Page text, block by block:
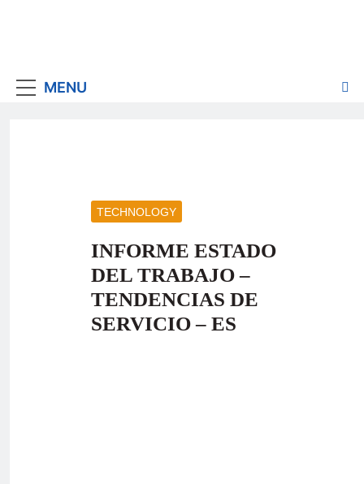
MENU
TECHNOLOGY
INFORME ESTADO
DEL TRABAJO –
TENDENCIAS DE
SERVICIO – ES